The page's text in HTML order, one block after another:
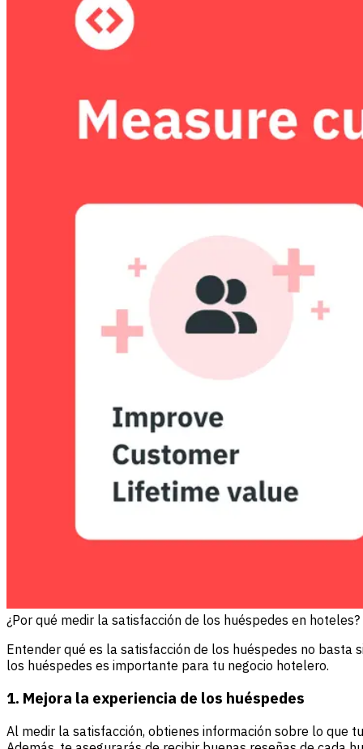
¿Por qué medir la satisfacción de los huéspedes en hoteles?
Entender qué es la satisfacción de los huéspedes no basta
los huéspedes es importante para tu negocio hotelero.
1. Mejora la experiencia de los huéspedes
Al medir la satisfacción, obtienes información sobre lo que